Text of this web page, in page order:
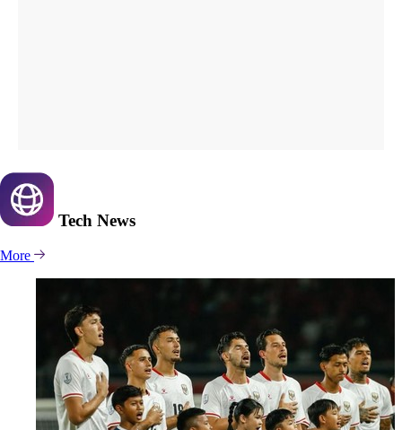
Tech News
More